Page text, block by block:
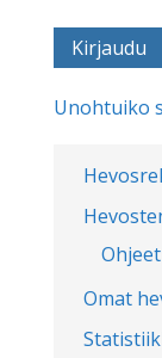
Omat
Unohtuiko